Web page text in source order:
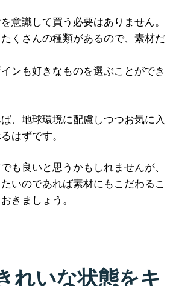
意識して買う必要はありません。
くさんの種類があるので、素材だ
ンも好きなものを選ぶことができ
、地球環境に配慮しつつお気に入
はずです。
も良いと思うかもしれませんが、
いのであれば素材にもこだわるこ
きましょう。
れいな状態をキ